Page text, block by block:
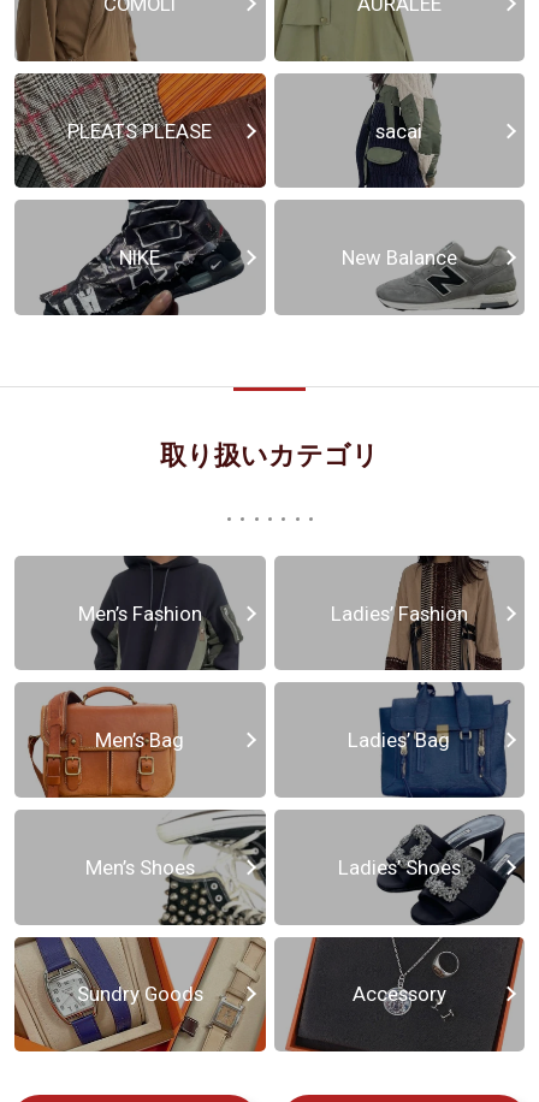
PLEATS PLEASE sacai
NIKE New Balance
取り扱いカテゴリ
Men’s Fashion Ladies’ Fashion
Men’s Bag Ladies’ Bag
Men’s Shoes Ladies’ Shoes
Sundry Goods Accessory